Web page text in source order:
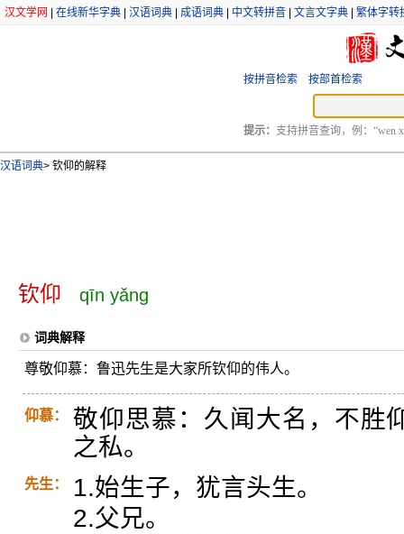
汉文学网 在线新华字典 汉语词典 成语词典 中文转拼音 文言文字典 繁体字转
按拼音检索 按部首检索
提示： 支持拼音查询，例：“wen
汉语词典> 钦仰的解释
钦仰 qīn yǎng
词典解释
尊敬仰慕：鲁迅先生是大家所钦仰的伟人。
仰慕：
敬仰思慕：久闻大名，不胜
之私。
先生：
1.始生子，犹言头生。
2.父兄。